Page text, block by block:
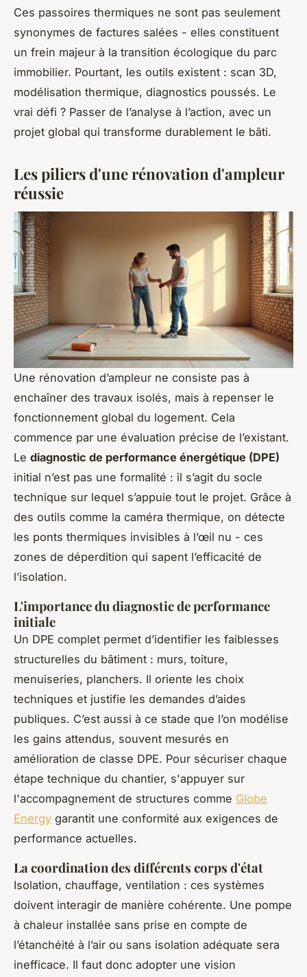
Ces passoires thermiques ne sont pas seulement
synonymes de factures salées - elles constituent
un frein majeur à la transition écologique du parc
immobilier. Pourtant, les outils existent : scan 3D,
modélisation thermique, diagnostics poussés. Le
vrai défi ? Passer de l’analyse à l’action, avec un
projet global qui transforme durablement le bâti.
Les piliers d'une rénovation d'ampleur
réussie
Une rénovation d’ampleur ne consiste pas à
enchaîner des travaux isolés, mais à repenser le
fonctionnement global du logement. Cela
commence par une évaluation précise de l’existant.
Le diagnostic de performance énergétique (DPE)
initial n’est pas une formalité : il s’agit du socle
technique sur lequel s’appuie tout le projet. Grâce à
des outils comme la caméra thermique, on détecte
les ponts thermiques invisibles à l’œil nu - ces
zones de déperdition qui sapent l’efficacité de
l’isolation.
L'importance du diagnostic de performance
initiale
Un DPE complet permet d’identifier les faiblesses
structurelles du bâtiment : murs, toiture,
menuiseries, planchers. Il oriente les choix
techniques et justifie les demandes d’aides
publiques. C’est aussi à ce stade que l’on modélise
les gains attendus, souvent mesurés en
amélioration de classe DPE. Pour sécuriser chaque
étape technique du chantier, s'appuyer sur
l'accompagnement de structures comme Globe
Energy garantit une conformité aux exigences de
performance actuelles.
La coordination des différents corps d'état
Isolation, chauffage, ventilation : ces systèmes
doivent interagir de manière cohérente. Une pompe
à chaleur installée sans prise en compte de
l’étanchéité à l’air ou sans isolation adéquate sera
inefficace. Il faut donc adopter une vision